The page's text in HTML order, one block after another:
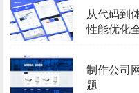
从代码到
性能优化
制作公司
题